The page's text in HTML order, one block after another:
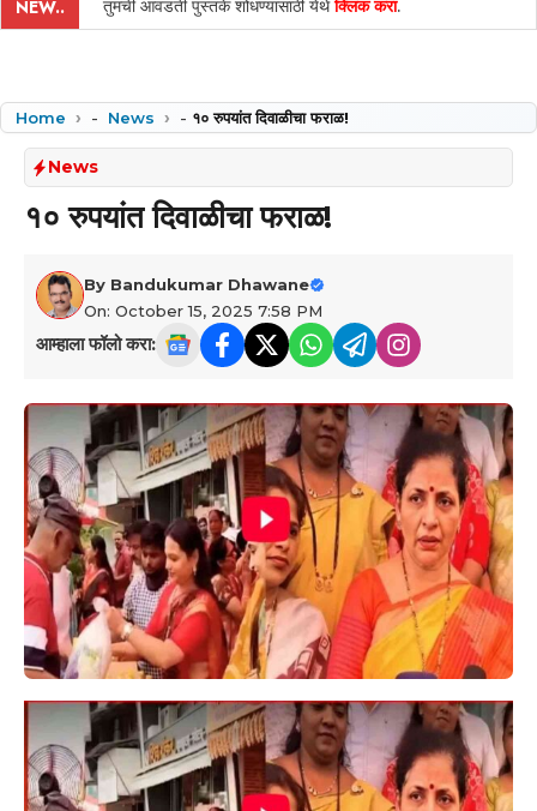
NEW.. तुमची आवडती पुस्तके शोधण्यासाठी येथेक्लिक करा.
Home - News - १० रुपयांत दिवाळीचा फराळ!
News
१० रुपयांत दिवाळीचा फराळ!
By Bandukumar Dhawane
On: October 15, 2025 7:58 PM
आम्हाला फॉलो करा: